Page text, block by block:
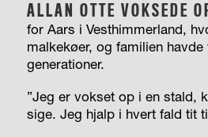
ALLAN OTTE VOKSEDE
for Aars i Vesthimmerland,
malkekøer, og familien
generationer.
”Jeg er vokset op i en stald,
sige. Jeg hjalp i hvert fald tit